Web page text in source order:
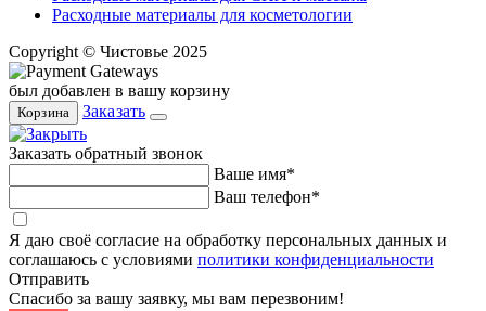
Расходные материалы для косметологии
Copyright © Чистовье 2025
был добавлен в вашу корзину
Корзина Заказать
Заказать обратный звонок
Ваше имя*
Ваш телефон*
Я даю своё согласие на обработку персональных данных и
соглашаюсь с условиями политики конфиденциальности
Отправить
Спасибо за вашу заявку, мы вам перезвоним!